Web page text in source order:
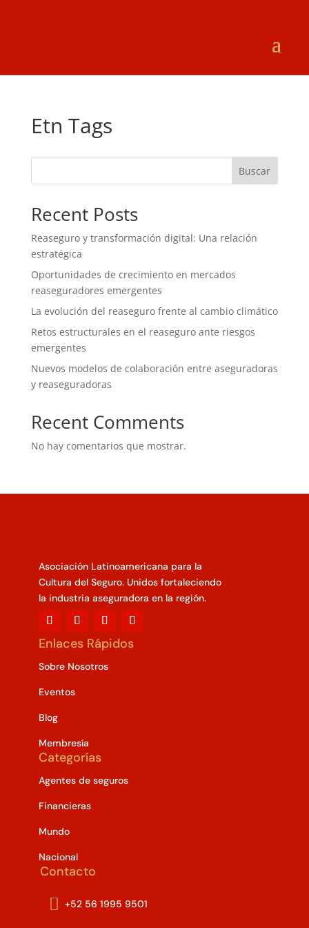
Etn Tags
Buscar
Recent Posts
Reaseguro y transformación digital: Una relación
estratégica
Oportunidades de crecimiento en mercados
reaseguradores emergentes
La evolución del reaseguro frente al cambio climático
Retos estructurales en el reaseguro ante riesgos
emergentes
Nuevos modelos de colaboración entre aseguradoras
y reaseguradoras
Recent Comments
No hay comentarios que mostrar.
Asociación Latinoamericana para la
Cultura del Seguro. Unidos fortaleciendo
la industria aseguradora en la región.
Enlaces Rápidos
Sobre Nosotros
Eventos
Blog
Membresía
Categorías
Agentes de seguros
Financieras
Mundo
Nacional
Contacto
 +52 56 1995 9501